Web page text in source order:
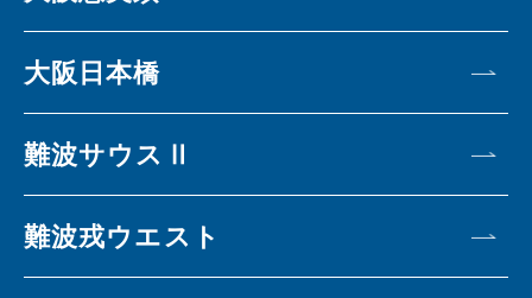
大阪日本橋
難波サウスⅡ
難波戎ウエスト